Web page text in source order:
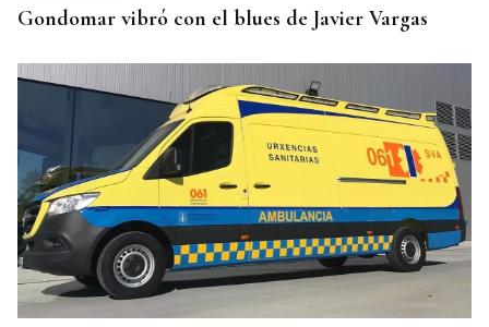
Gondomar vibró con el blues de Javier Vargas